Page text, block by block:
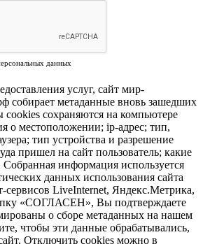
данных
услуг, сайт мир-
собирает метаданные вновь зашедших
cookies сохраняются на компьютере
о местоположении; ip-адрес; тип,
тип устройства и разрешение
пришел на сайт пользователь; какие
информация используется
данных использования сайта
сервисов LiveInternet, Яндекс.Метрика,
«СОГЛАСЕН», Вы подтверждаете
о сборе метаданных на нашем
чтобы эти данные обрабатывались,
Отключить cookies можно в